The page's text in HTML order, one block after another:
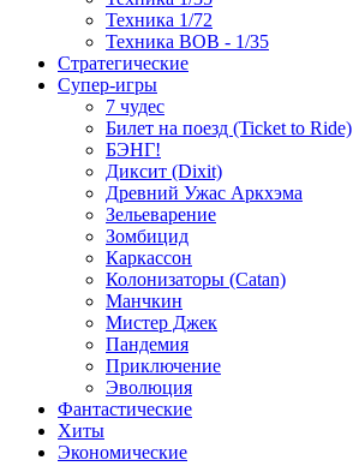
Техника 1/72
Техника ВОВ - 1/35
Стратегические
Супер-игры
7 чудес
Билет на поезд (Ticket to Ride)
БЭНГ!
Диксит (Dixit)
Древний Ужас Аркхэма
Зельеварение
Зомбицид
Каркассон
Колонизаторы (Catan)
Манчкин
Мистер Джек
Пандемия
Приключение
Эволюция
Фантастические
Хиты
Экономические